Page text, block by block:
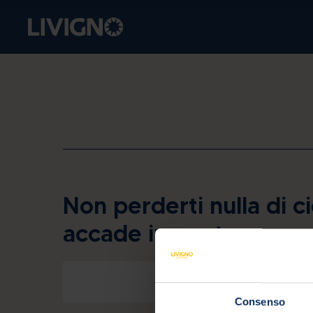
Consenso
Non perderti nulla di
accade in quota.